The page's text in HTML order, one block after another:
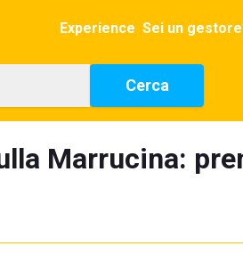
Experience Sei un
Cerca
Marrucina: